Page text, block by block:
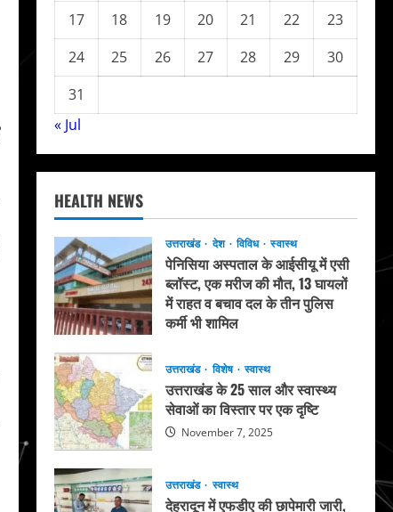
17
18 19 20 21 22
23
24
25 26 27 28 29
30
31
« Jul
HEALTH NEWS
उत्तराखंड देश विविध स्वास्थ
पेनिसिया अस्पताल के आईसीयू में एसी
ब्लॉस्ट, एक मरीज की मौत, 13 घायलों
में राहत व बचाव दल के तीन पुलिस
कर्मी भी शामिल
उत्तराखंड
विशेष स्वास्थ
उत्तराखंड के 25 साल और स्वास्थ्य
सेवाओं का विस्तार पर एक दृष्टि
November 7, 2025
उत्तराखंड स्वास्थ
देहरादून में एफडीए की छापेमारी जारी,